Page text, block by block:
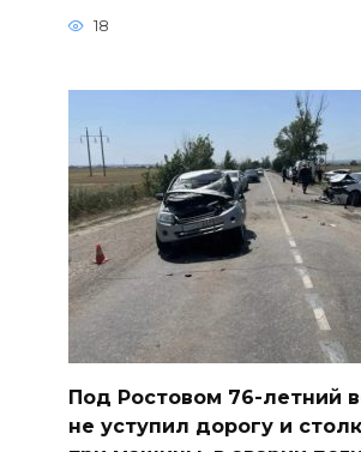
18
Под Ростовом 76-летний
не уступил дорогу и